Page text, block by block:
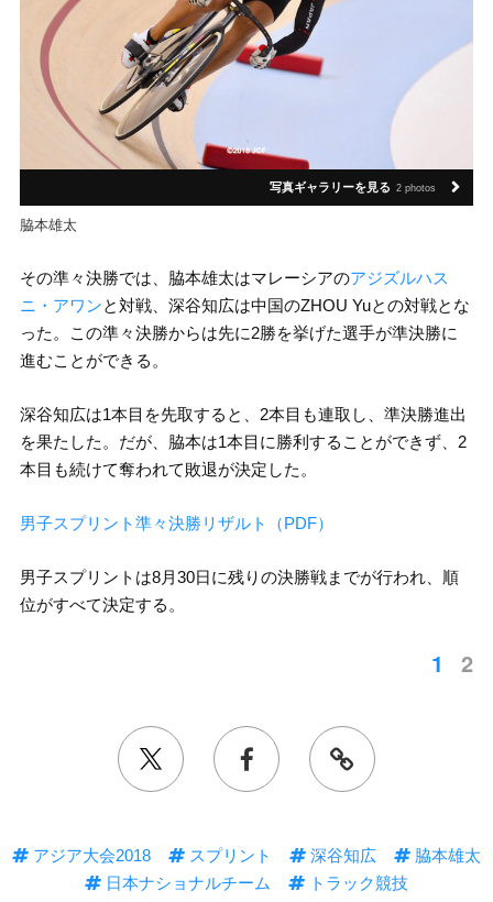
写真ギャラリーを見る 2 photos
脇本雄太
その準々決勝では、脇本雄太はマレーシアのアジズルハス
ニ・アワンと対戦、深谷知広は中国のZHOU Yuとの対戦とな
った。この準々決勝からは先に2勝を挙げた選手が準決勝に
進むことができる。
深谷知広は1本目を先取すると、2本目も連取し、準決勝進出
を果たした。だが、脇本は1本目に勝利することができず、2
本目も続けて奪われて敗退が決定した。
男子スプリント準々決勝リザルト（PDF）
男子スプリントは8月30日に残りの決勝戦までが行われ、順
位がすべて決定する。
1 2
アジア大会2018 スプリント 深谷知広
脇本雄太
日本ナショナルチーム
トラック競技